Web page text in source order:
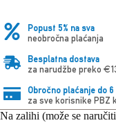
Popust 5% na sva
neobročna plaćanja
Besplatna dostava
za narudžbe preko
Obročno plaćanje do 6
za sve korisnike PBZ
Na zalihi (može se